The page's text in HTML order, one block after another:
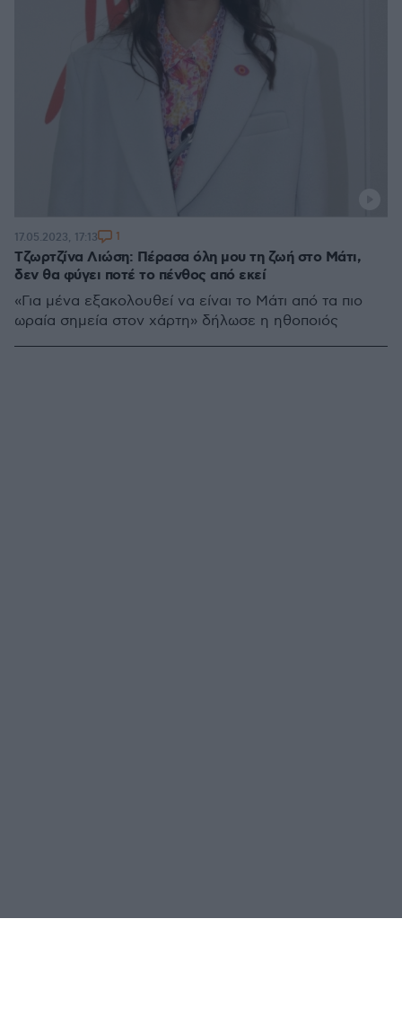
Τζωρτζίνα Λιώση: Πέρασα όλη μου τη ζωή στο Μάτι,
δεν θα φύγει ποτέ το πένθος από εκεί
«Για μένα εξακολουθεί να είναι το Μάτι από τα πιο
ωραία σημεία στον χάρτη» δήλωσε η ηθοποιός
17.05.2023, 17:13 1